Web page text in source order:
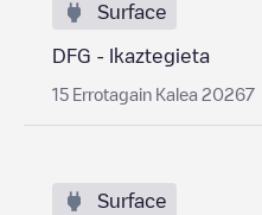
Surface
DFG - Ikaztegieta
15 Errotagain Kalea 20267
Surface